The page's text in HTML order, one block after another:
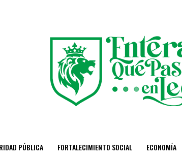
PÚBLICA FORTALECIMIENTO SOCIAL ECONOMÍA